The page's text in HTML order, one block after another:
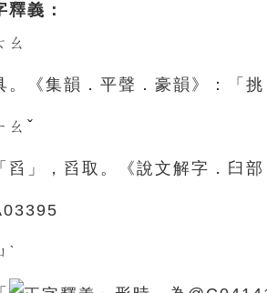
釋義：
ㄠ
。《集韻．平聲．豪韻》：「挑
ㄠˇ
舀」，舀取。《說文解字．臼
ˋ